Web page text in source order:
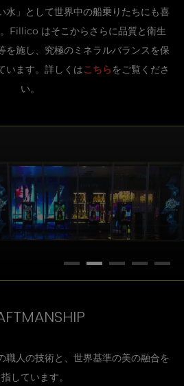
水」として世界中の船乗りたちにも喜
Fillico はそこからさらに品質と衛生
を施し、究極のミネラルバランスを保
います。詳しくはこちらをご覧くださ
い。
職人の技術と、世界基準の美の融合を
しています。